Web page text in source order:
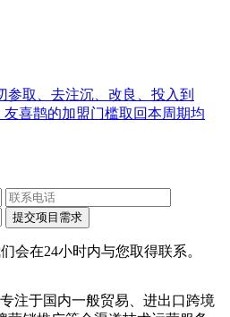
参取、去注沉、改良、投入到
友喜鹊的加盟门槛取回本周期均
会在24小时内与您取得联系。
注于国内一般贸易、进出口跨境